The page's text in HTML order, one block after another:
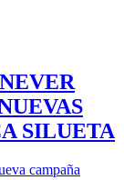
SILUETA
campaña